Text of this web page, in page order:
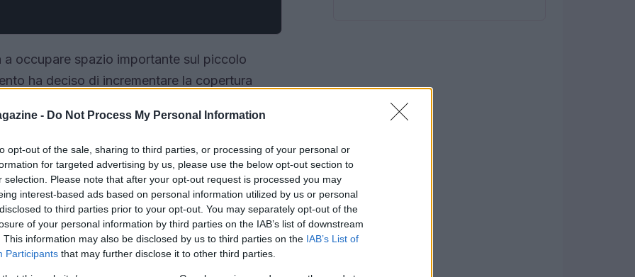
- Do Not Process My Personal Information
opt-out of the sale, sharing to third parties, or processing of your personal or
for targeted advertising by us, please use the below opt-out section to
selection. Please note that after your opt-out request is processed you may
interest-based ads based on personal information utilized by us or personal
to third parties prior to your opt-out. You may separately opt-out of the
of your personal information by third parties on the IAB’s list of downstream
This information may also be disclosed by us to third parties on the IAB’s List of
Participants that may further disclose it to other third parties.
occupare spazio importante sul piccolo
ha deciso di incrementare la copertura
anche il giovedì e inserendo
inedita aMarco Poggi fratello diChiara
in seguito alla riapertura degli accertamenti
a dividere l’opinione pubblica.